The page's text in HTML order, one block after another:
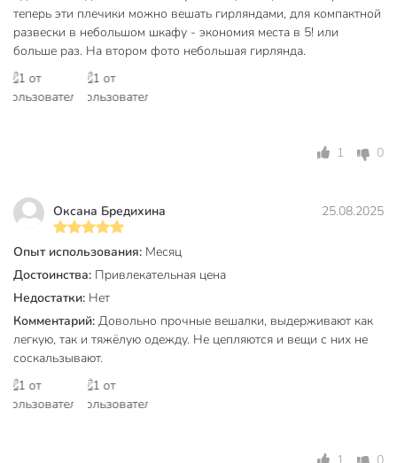
теперь эти плечики можно вешать гирляндами, для компактной
развески в небольшом шкафу - экономия места в 5! или
больше раз. На втором фото небольшая гирлянда.
1 0
Оксана Бредихина 25.08.2025
Опыт использования: Месяц
Достоинства: Привлекательная цена
Недостатки: Нет
Комментарий: Довольно прочные вешалки, выдерживают как
легкую, так и тяжёлую одежду. Не цепляются и вещи с них не
соскальзывают.